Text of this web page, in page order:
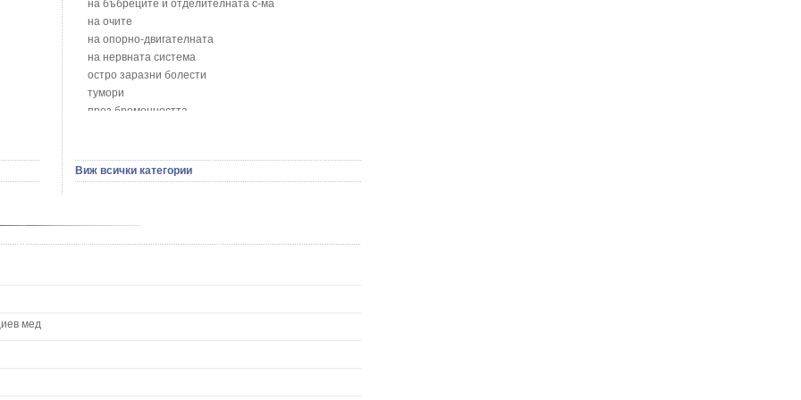
Божур - Paeonia Decora
Борови връхчета - Pinus sylvestris
Босилек - Ocimum Basillicum
Брей - Tamus Communis
Брош - Rubia tinctorum L.
Бръшлян - Hedera helix L.
Бял имел - Viscum album L.
Бял оман - Inula Helenium L.
Бяла върба - Salix Аlba
на бъбреците и отделителната с-ма
на очите
на опорно-двигателната
на нервната система
остро заразни болести
тумори
през бременността
сексуални проблеми
на половите органи
Виж всички категории
мед